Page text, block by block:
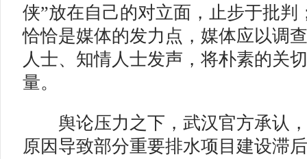
侠”放在自己的对立面，止步于批判
恰恰是媒体的发力点，媒体应以调
人士、知情人士发声，将朴素的关
量。
舆论压力之下，武汉官方承认，
原因导致部分重要排水项目建设滞